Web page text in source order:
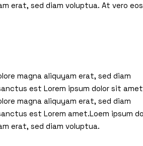
erat, sed diam voluptua. At vero
magna aliquyam erat, sed diam
est Lorem ipsum dolor sit
magna aliquyam erat, sed diam
est Lorem amet.Loem ipsum
erat, sed diam voluptua.